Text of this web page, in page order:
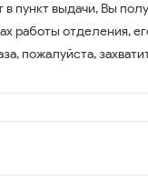
в пункт выдачи, Вы
работы отделения,
пожалуйста,